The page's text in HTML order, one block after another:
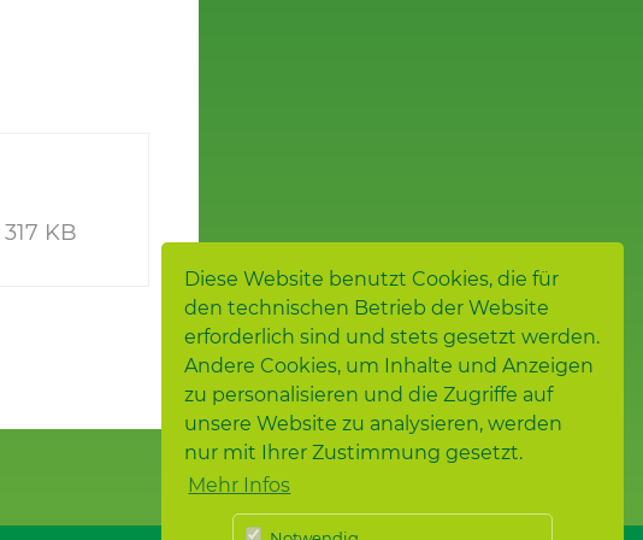
Diese Website benutzt Cookies, die für
den technischen Betrieb der Website
erforderlich sind und stets gesetzt werden.
Andere Cookies, um Inhalte und Anzeigen
zu personalisieren und die Zugriffe auf
unsere Website zu analysieren, werden
nur mit Ihrer Zustimmung gesetzt.
Mehr Infos
317 KB